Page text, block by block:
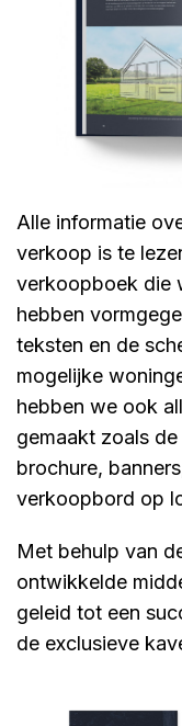
Alle informatie
verkoop is te
verkoopboek die
hebben
teksten en de
mogelijke
hebben we ook
gemaakt zoals
brochure,
verkoopbord op
Met behulp van
ontwikkelde
geleid tot een
de exclusieve